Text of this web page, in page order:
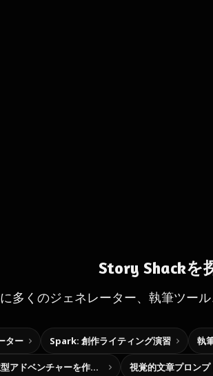
Story Shackを
多くのジェネレーター、執筆ツール
ター Spark: 創作ライティング演習 執
自分だけの選択型アドベンチャーを作ろう 視覚的文章プロンプ